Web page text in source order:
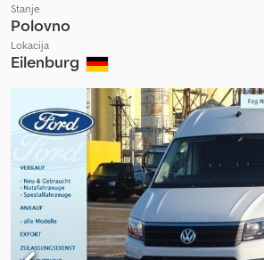
Stanje
Polovno
Lokacija
Eilenburg